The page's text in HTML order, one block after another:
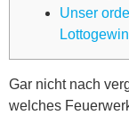
Unser
Gar nicht nach
welches